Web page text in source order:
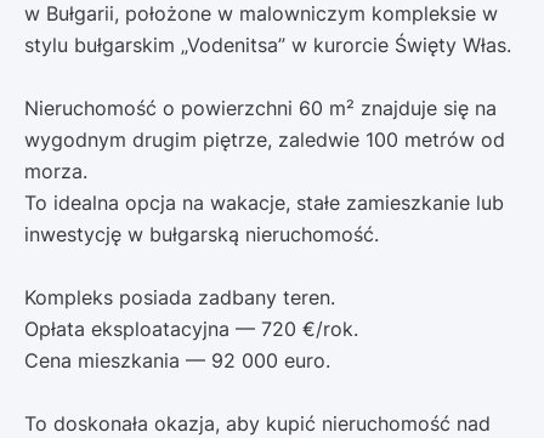
w Bułgarii, położone w malowniczym kompleksie w
stylu bułgarskim „Vodenitsa” w kurorcie Święty Włas.
Nieruchomość o powierzchni 60 m² znajduje się na
wygodnym drugim piętrze, zaledwie 100 metrów od
morza.
To idealna opcja na wakacje, stałe zamieszkanie lub
inwestycję w bułgarską nieruchomość.
Kompleks posiada zadbany teren.
Opłata eksploatacyjna — 720 €/rok.
Cena mieszkania — 92 000 euro.
To doskonała okazja, aby kupić nieruchomość nad